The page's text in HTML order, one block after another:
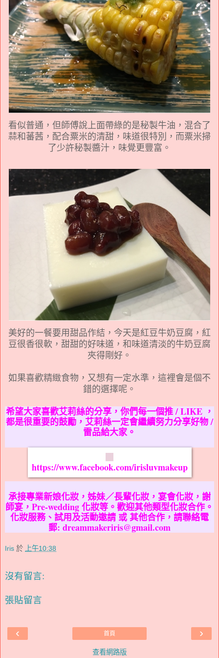
看似普通，但師傅說上面帶綠的是秘製牛油，混合了
蒜和蕃茜，配合粟米的清甜，味道很特別，而粟米掃
了少許秘製醬汁，味覺更豐富。
美好的一餐要用甜品作結，今天是紅豆牛奶豆腐，紅
豆很香很軟，甜甜的好味道，和味道清淡的牛奶豆腐
夾得剛好。
如果喜歡精緻食物，又想有一定水準，這裡會是個不
錯的選擇呢。
希望大家喜歡艾莉絲的分享，你們每一個推 / LIKE ，
都是很重要的鼓勵，艾莉絲一定會繼續努力分享好物 /
雷品給大家。
https://www.facebook.com/irisluvmakeup
承接專業新娘化妝，姊妹／長輩化妝，宴會化妝，謝
師宴，Pre-wedding 化妝等。歡迎其他類型化妝合作。
化妝服務、試用及活動邀請 或 其他合作，請聯絡電
郵: dreammakeriris@gmail.com
Iris 於 上午10:38
沒有留言:
張貼留言
‹ ›
首頁
查看網路版